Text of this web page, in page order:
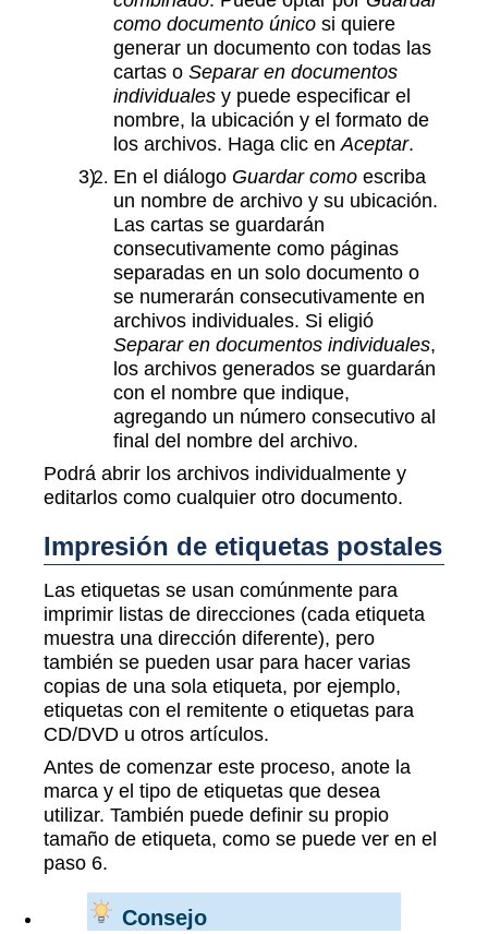
como documento único si quiere
generar un documento con todas las
cartas o Separar en documentos
individuales y puede especificar el
nombre, la ubicación y el formato de
los archivos. Haga clic en Aceptar.
En el diálogo Guardar como escriba
un nombre de archivo y su ubicación.
Las cartas se guardarán
consecutivamente como páginas
separadas en un solo documento o
se numerarán consecutivamente en
archivos individuales. Si eligió
Separar en documentos individuales,
los archivos generados se guardarán
con el nombre que indique,
agregando un número consecutivo al
final del nombre del archivo.
Podrá abrir los archivos individualmente y
editarlos como cualquier otro documento.
Impresión de etiquetas postales
Las etiquetas se usan comúnmente para
imprimir listas de direcciones (cada etiqueta
muestra una dirección diferente), pero
también se pueden usar para hacer varias
copias de una sola etiqueta, por ejemplo,
etiquetas con el remitente o etiquetas para
CD/DVD u otros artículos.
Antes de comenzar este proceso, anote la
marca y el tipo de etiquetas que desea
utilizar. También puede definir su propio
tamaño de etiqueta, como se puede ver en el
paso 6.
Consejo